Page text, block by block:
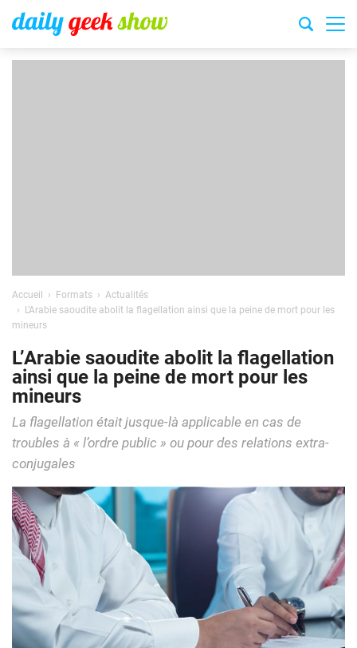
Accueil Formats
Actualités
L’Arabie saoudite abolit la flagellation ainsi que la peine de mort pour les
mineurs
L’Arabie saoudite abolit la flagellation
ainsi que la peine de mort pour les
mineurs
La flagellation était jusque-là applicable en cas de
troubles à « l’ordre public » ou pour des relations extra-
conjugales